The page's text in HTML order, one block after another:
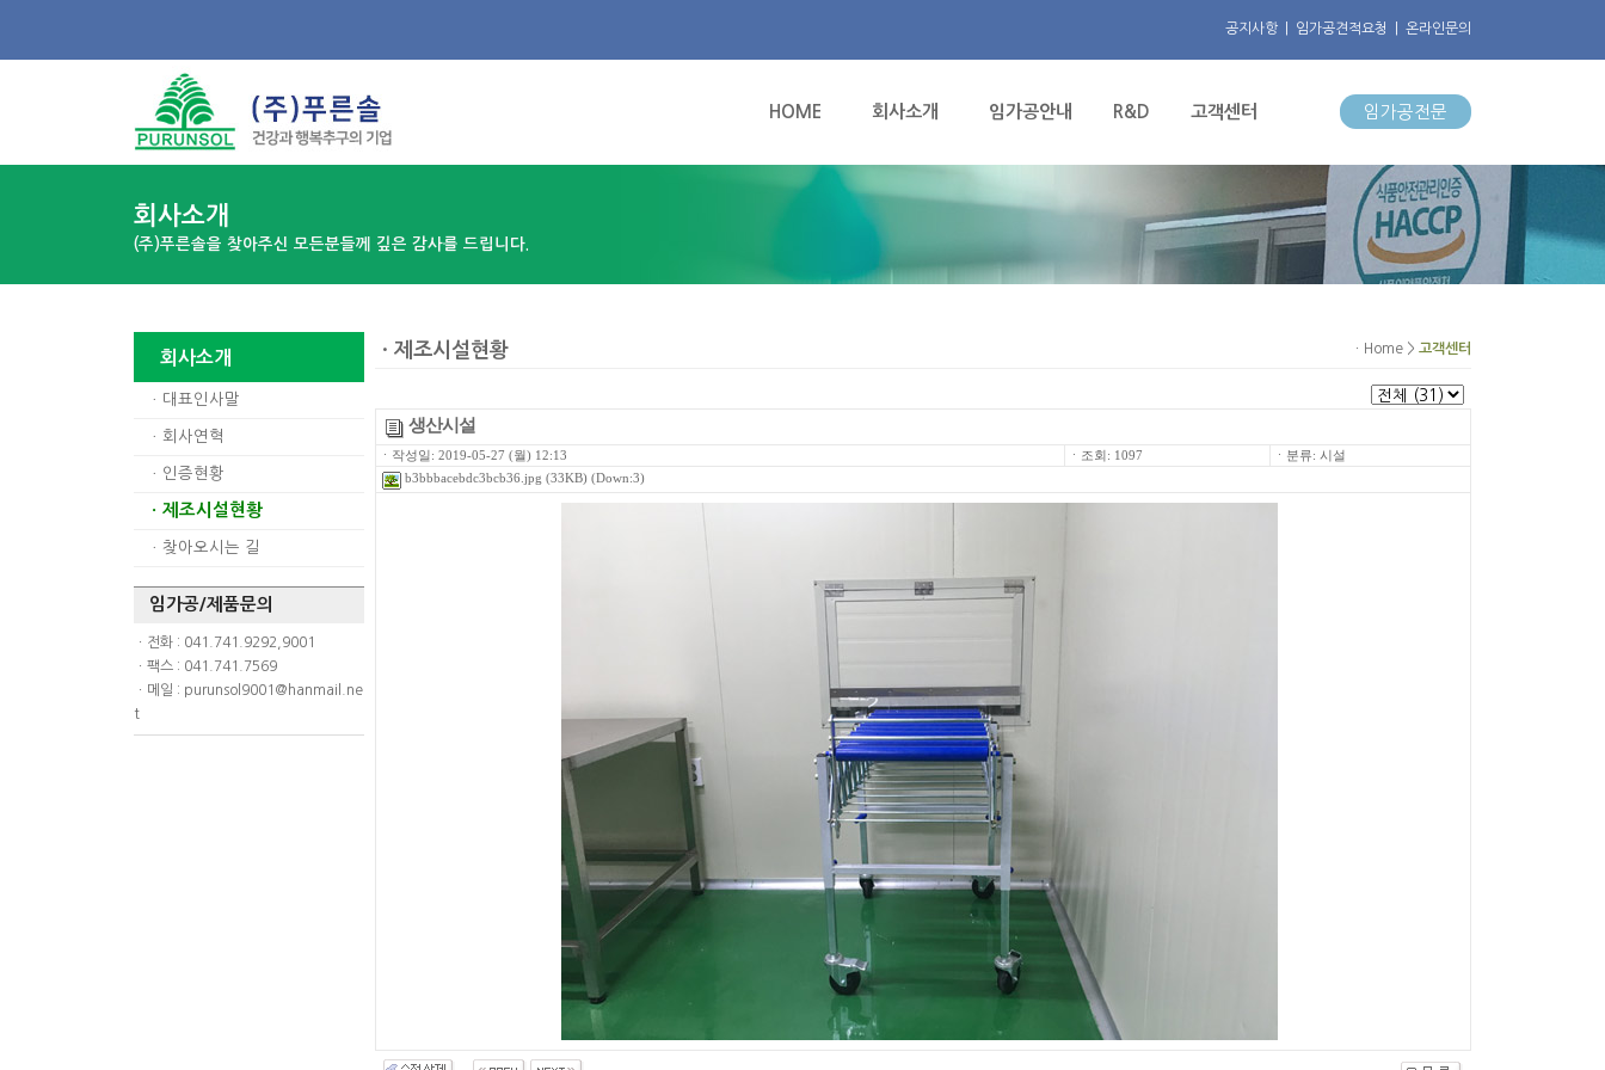
공지사항 임가공견적요청 온라인문의
HOME 회사소개 임가공안내 R&D 고객센터 임가공전문
회사소개
(주)푸른솔을 찾아주신 모든분들께 깊은 감사를 드립니다.
회사소개
ㆍ 대표인사말
ㆍ 회사연혁
ㆍ 인증현황
ㆍ 제조시설현황
ㆍ 찾아오시는 길
임가공/제품문의
ㆍ전화 : 041.741.9292,9001
ㆍ팩스 : 041.741.7569
ㆍ메일 : purunsol9001@hanmail.ne
t
ㆍ제조시설현황 ㆍHome > 고객센터
생산시설
ㆍ작성일: 2019-05-27 (월) 12:13 ㆍ조회: 1097
ㆍ분류: 시설
b3bbbacebdc3bcb36.jpg (33KB) (Down:3)